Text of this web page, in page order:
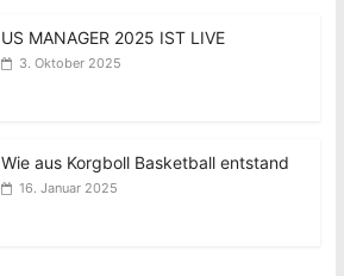
US MANAGER 2025 IST LIVE
3. Oktober 2025
Wie aus Korgboll Basketball entstand
16. Januar 2025